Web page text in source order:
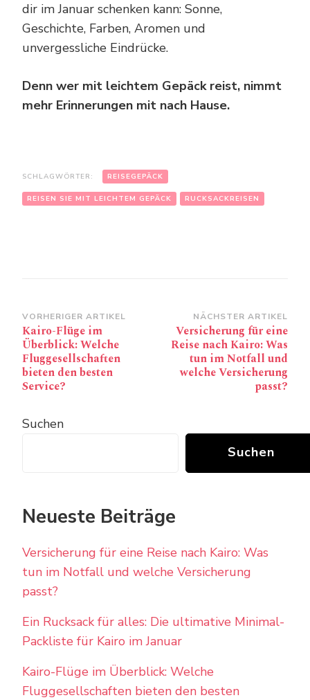
dir im Januar schenken kann: Sonne,
Geschichte, Farben, Aromen und
unvergessliche Eindrücke.
Denn wer mit leichtem Gepäck reist, nimmt
mehr Erinnerungen mit nach Hause.
SCHLAGWÖRTER: REISEGEPÄCK
REISEN SIE MIT LEICHTEM GEPÄCK RUCKSACKREISEN
Beitragsnavigation
VORHERIGER ARTIKEL
Kairo-Flüge im
Überblick: Welche
Fluggesellschaften
bieten den besten
Service?
NÄCHSTER ARTIKEL
Versicherung für eine
Reise nach Kairo: Was
tun im Notfall und
welche Versicherung
passt?
Suchen
Suchen
Neueste Beiträge
Versicherung für eine Reise nach Kairo: Was
tun im Notfall und welche Versicherung
passt?
Ein Rucksack für alles: Die ultimative Minimal-
Packliste für Kairo im Januar
Kairo-Flüge im Überblick: Welche
Fluggesellschaften bieten den besten